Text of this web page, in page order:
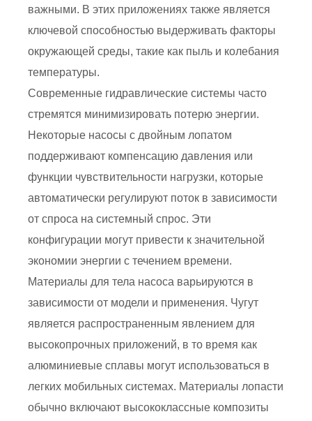
важными. В этих приложениях также является
ключевой способностью выдерживать факторы
окружающей среды, такие как пыль и колебания
температуры.
Современные гидравлические системы часто
стремятся минимизировать потерю энергии.
Некоторые насосы с двойным лопатом
поддерживают компенсацию давления или
функции чувствительности нагрузки, которые
автоматически регулируют поток в зависимости
от спроса на системный спрос. Эти
конфигурации могут привести к значительной
экономии энергии с течением времени.
Материалы для тела насоса варьируются в
зависимости от модели и применения. Чугут
является распространенным явлением для
высокопрочных приложений, в то время как
алюминиевые сплавы могут использоваться в
легких мобильных системах. Материалы лопасти
обычно включают высококлассные композиты